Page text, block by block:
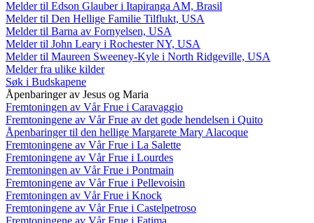
Melder til Edson Glauber i Itapiranga AM, Brasil
Melder til Den Hellige Familie Tilflukt, USA
Melder til Barna av Fornyelsen, USA
Melder til John Leary i Rochester NY, USA
Melder til Maureen Sweeney-Kyle i North Ridgeville, USA
Melder fra ulike kilder
Søk i Budskapene
Åpenbaringer av Jesus og Maria
Fremtoningen av Vår Frue i Caravaggio
Fremtoningene av Vår Frue av det gode hendelsen i Quito
Åpenbaringer til den hellige Margarete Mary Alacoque
Fremtoningene av Vår Frue i La Salette
Fremtoningene av Vår Frue i Lourdes
Fremtoningen av Vår Frue i Pontmain
Fremtoningene av Vår Frue i Pellevoisin
Fremtoningen av Vår Frue i Knock
Fremtoningene av Vår Frue i Castelpetroso
Fremtoningene av Vår Frue i Fatima